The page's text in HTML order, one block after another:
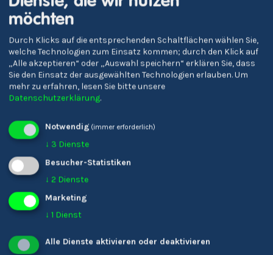
Sara Gostner
Tätowierer/-in
möchten
Durch Klicks auf die entsprechenden Schaltflächen wählen Sie,
welche Technologien zum Einsatz kommen; durch den Klick auf
„Alle akzeptieren“ oder „Auswahl speichern“ erklären Sie, dass
Sie den Einsatz der ausgewählten Technologien erlauben.Um
mehr zu erfahren, lesen Sie bitte unsere
Datenschutzerklärung.
Notwendig (immer erforderlich)
↓ 3 Dienste
Besucher-Statistiken
↓ 2 Dienste
Marketing
↓ 1 Dienst
Alle Dienste aktivieren oder deaktivieren